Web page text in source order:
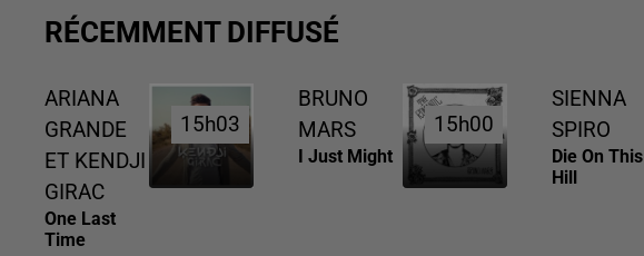
RÉCEMMENT DIFFUSÉ
ARIANA
GRANDE
ET KENDJI
GIRAC
One Last
Time
15h03
15h03
BRUNO
MARS
I Just Might
15h00
15h00
SIENNA
SPIRO
Die On This
Hill